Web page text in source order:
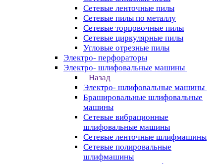
Сетевые ленточные пилы
Сетевые пилы по металлу
Сетевые торцовочные пилы
Сетевые циркулярные пилы
Угловые отрезные пилы
Электро- перфораторы
Электро- шлифовальные машины
Назад
Электро- шлифовальные машины
Брашировальные шлифовальные
машины
Сетевые вибрационные
шлифовальные машины
Сетевые ленточные шлифмашины
Сетевые полировальные
шлифмашины